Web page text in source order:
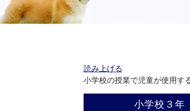
読み上げる
小学校の授業で児童が使用す
小学校３年